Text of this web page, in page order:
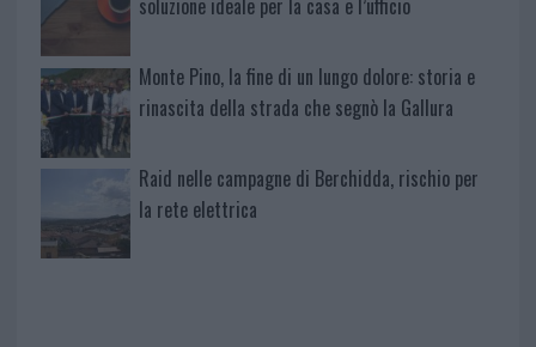
soluzione ideale per la casa e l’ufficio
Monte Pino, la fine di un lungo dolore: storia e
rinascita della strada che segnò la Gallura
Raid nelle campagne di Berchidda, rischio per
la rete elettrica